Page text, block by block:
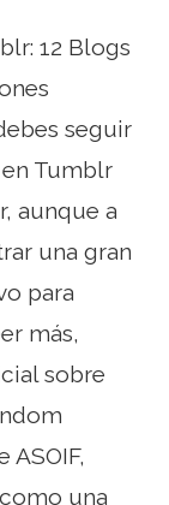
12 Blogs
seguir
Tumblr
aunque a
una gran
para
más,
sobre
una